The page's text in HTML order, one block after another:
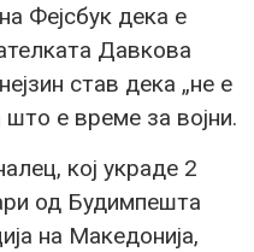
Фејсбук дека е
Давкова
став дека „не е
е време за војни.
кој украде 2
од Будимпешта
на Македонија,